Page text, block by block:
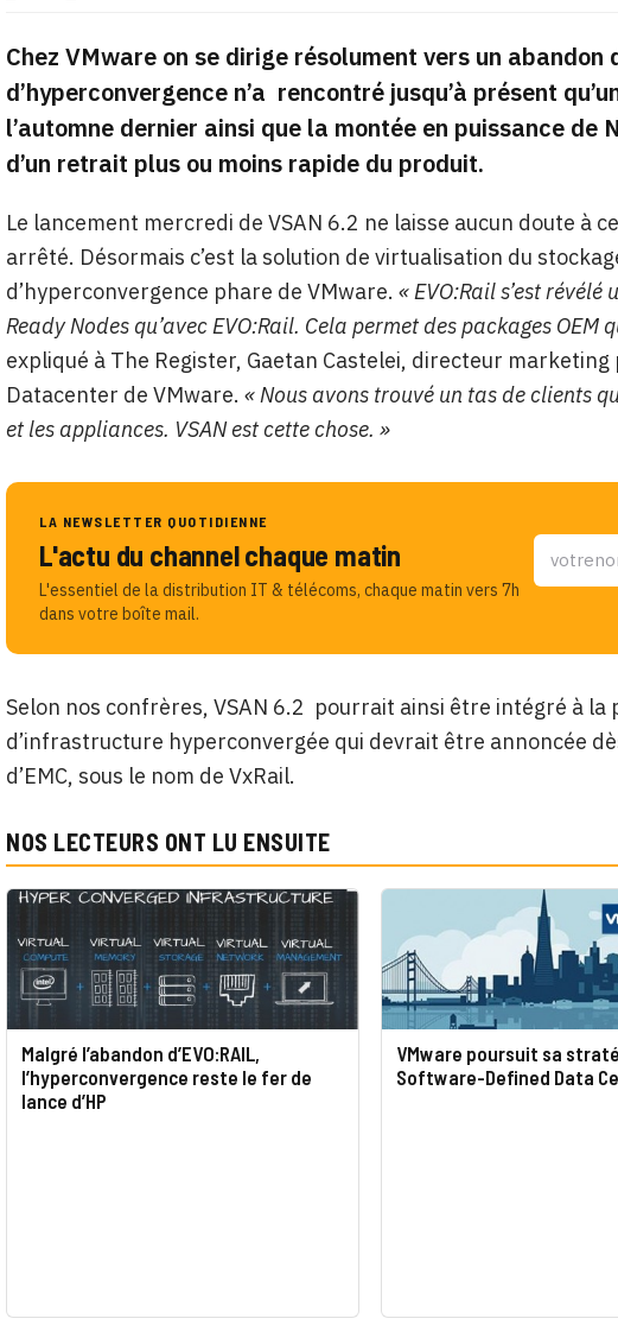
Chez VMware on se dirige résolument vers un
d’hyperconvergence n’a rencontré jusqu’à présent
l’automne dernier ainsi que la montée en puissance
d’un retrait plus ou moins rapide du produit.
Le lancement mercredi de VSAN 6.2 ne laisse aucun doute à
arrêté. Désormais c’est la solution de virtualisation du
d’hyperconvergence phare de VMware. « EVO:Rail s’est
Ready Nodes qu’avec EVO:Rail. Cela permet des packages
expliqué à The Register, Gaetan Castelei, directeur
Datacenter de VMware. « Nous avons trouvé un tas de clients
et les appliances. VSAN est cette chose. »
LA NEWSLETTER QUOTIDIENNE
L'actu du channel chaque matin
L'essentiel de la distribution IT & télécoms, chaque matin vers 7h
dans votre boîte mail.
Selon nos confrères, VSAN 6.2 pourrait ainsi être intégré à la
d’infrastructure hyperconvergée qui devrait être annoncée
d’EMC, sous le nom de VxRail.
NOS LECTEURS ONT LU ENSUITE
Malgré l’abandon d’EVO:RAIL,
l’hyperconvergence reste le fer de
lance d’HP
VMware poursuit sa
Software-Defined Data